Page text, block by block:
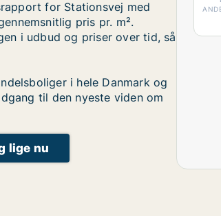
for Stationsvej med
pris pr. m².
i udbud og priser over tid, så
i hele Danmark og
til den nyeste viden om
lige nu